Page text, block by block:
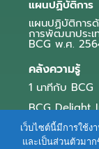
แผนปฏิบัติการ
แผนปฏิบัติการ
การพัฒนาประเ
BCG พ.ศ.
คลังความรู้
1 นาทีกับ BCG
BCG Delight
สื่อประชาสัมพัน
เว็บไซต์นี้มีการใช้ง
และเป็นส่วนตัวมา